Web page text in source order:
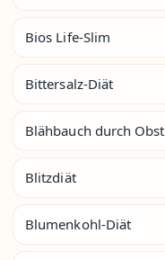
Bios Life-Slim
Bittersalz-Diät
Blähbauch durch Obst
Blitzdiät
Blumenkohl-Diät